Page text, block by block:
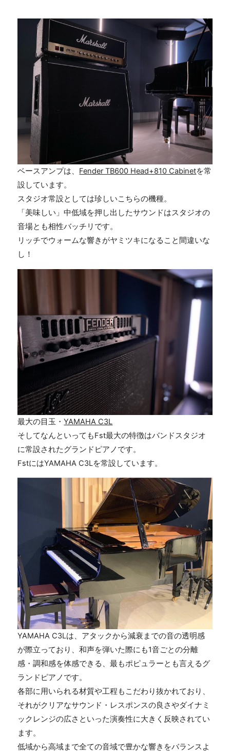
ベースアンプは、 Fender TB600 Head+810 Cabinetを常
設しています。
スタジオ常設としては珍しいこちらの機種。
「美味しい」中低域を押し出したサウンドはスタジオの
音場とも相性バッチリです。
リッチでウォームな響きがヤミツキになること間違いな
し！
最大の目玉・YAMAHA C3L
そしてなんといってもFst最大の特徴はバンドスタジオ
に常設されたグランドピアノです。
FstにはYAMAHA C3Lを常設しています。
YAMAHA C3Lは、アタックから減衰までの音の透明感
が際立っており、和声を弾いた際にも1音ごとの分離
感・調和感を体感できる、最もポピュラーとも言えるグ
ランドピアノです。
各部に用いられる材質や工程もこだわり抜かれており、
それがクリアなサウンド・レスポンスの良さやダイナミ
ックレンジの広さといった演奏性に大きく反映されてい
ます。
低域から高域まで全ての音域で豊かな響きをバランスよ